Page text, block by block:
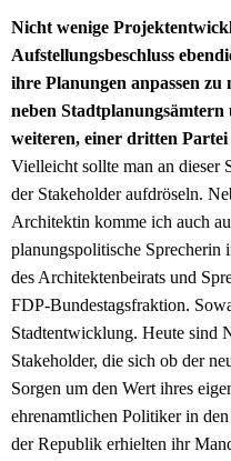
Nicht wenige
Aufstellungsbeschluss
ihre Planungen anpassen zu
neben
weiteren, einer dritten
Vielleicht sollte man an dieser
der Stakeholder aufdröseln.
Architektin komme ich auch
planungspolitische Sprecherin
des Architektenbeirats und
FDP-Bundestagsfraktion.
Stadtentwicklung. Heute sind
Stakeholder, die sich ob der
Sorgen um den Wert ihres
ehrenamtlichen Politiker in
der Republik erhielten ihr